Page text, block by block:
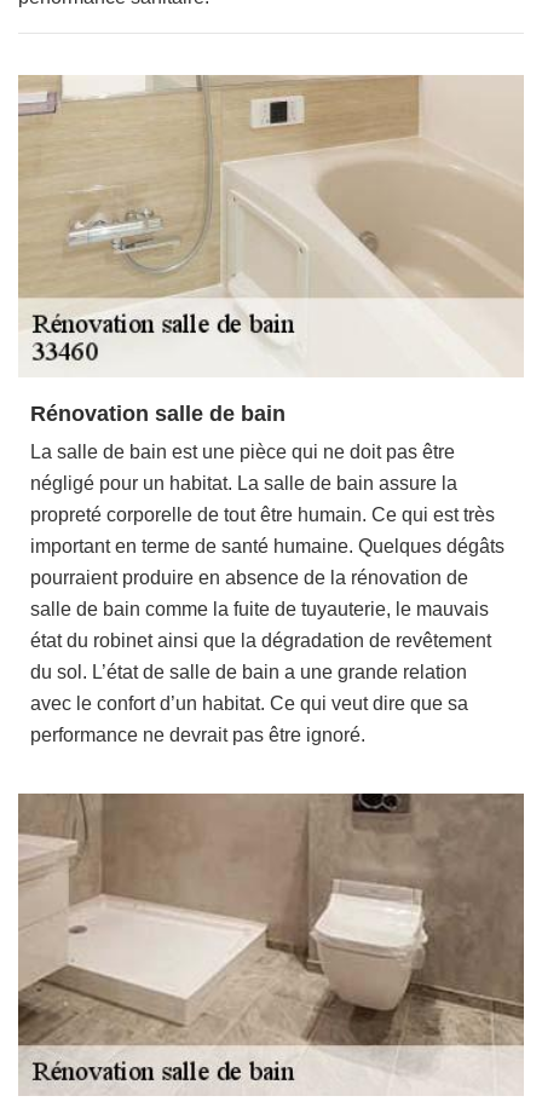
Rénovation salle de bain
La salle de bain est une pièce qui ne doit pas être
négligé pour un habitat. La salle de bain assure la
propreté corporelle de tout être humain. Ce qui est très
important en terme de santé humaine. Quelques dégâts
pourraient produire en absence de la rénovation de
salle de bain comme la fuite de tuyauterie, le mauvais
état du robinet ainsi que la dégradation de revêtement
du sol. L’état de salle de bain a une grande relation
avec le confort d’un habitat. Ce qui veut dire que sa
performance ne devrait pas être ignoré.